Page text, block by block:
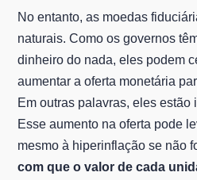
No entanto, as moedas
naturais. Como os governos
dinheiro do nada, eles podem
aumentar a oferta monetária
Em outras palavras, eles estão
Esse aumento na oferta pode
mesmo à hiperinflação se não
com que o valor de cada